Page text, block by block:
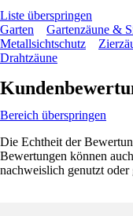
Liste überspringen
Garten
Gartenzäune &
Metallsichtschutz
Drahtzäune
Bereich überspringen
Die Echtheit der
Bewertungen können
nachweislich genutzt oder